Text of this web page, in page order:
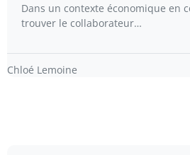
Dans un contexte économique en
trouver le collaborateur…
Chloé Lemoine